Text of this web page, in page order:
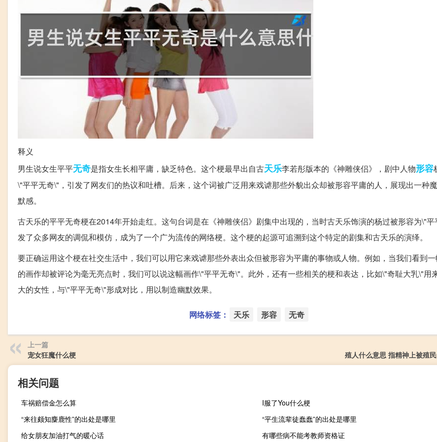
释义
男生说女生平平无奇是指女生长相平庸，缺乏特色。这个梗最早出自古天乐李若彤版本的《神雕侠侣》，剧中人物形容
\"平平无奇\"，引发了网友们的热议和吐槽。后来，这个词被广泛用来戏谑那些外貌出众却被形容平庸的人，展现出一种
默感。
古天乐的平平无奇梗在2014年开始走红。这句台词是在《神雕侠侣》剧集中出现的，当时古天乐饰演的杨过被形容为\"平
发了众多网友的调侃和模仿，成为了一个广为流传的网络梗。这个梗的起源可追溯到这个特定的剧集和古天乐的演绎。
要正确运用这个梗在社交生活中，我们可以用它来戏谑那些外表出众但被形容为平庸的事物或人物。例如，当我们看到
的画作却被评论为毫无亮点时，我们可以说这幅画作\"平平无奇\"。此外，还有一些相关的梗和表达，比如\"奇耻大乳\"用
大的女性，与\"平平无奇\"形成对比，用以制造幽默效果。
网络标签： 天乐 形容 无奇
上一篇
宠女狂魔什么梗
殖人什么意思 指精神上被殖
相关问题
车祸赔偿金怎么算
I服了You什么梗
“来往颇知麋鹿性”的出处是哪里
“平生流辈徒蠢蠢”的出处是哪里
给女朋友加油打气的暖心话
有哪些病不能考教师资格证